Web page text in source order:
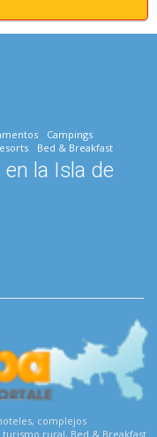
Campings
Bed & Breakfast
la Isla de
complejos
turismo rural, Bed & Breakfast